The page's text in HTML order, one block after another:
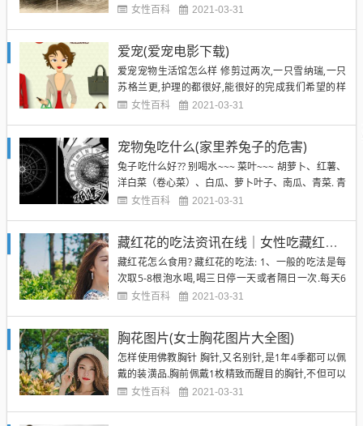
日期:1979年9月7日 出生地:香港大溪地 籍 贯:香港 学
女性百科 2021-03-31
爱宠(爱宠电影下载)
爱宠宠物生活馆怎么样 修剪过两次,一只雪纳瑞,一只
苏格兰更,护理的都很好,能很好的完成我们希望的样
子,寄养过两次,虽然狗狗回家后开始很累的昏睡,但是
心,很满意,价钱也不贵,办卡还有优惠～～～ 爱宠每天
的...
女性百科 2021-03-31
宠物兔吃什么(家里养兔子的危害)
兔子吃什么好?? 别喝水~~~ 菜叶~~~ 胡萝卜、红薯、
洋白菜（卷心菜）、白瓜、萝卜叶子、南瓜、青菜. 青
草:荠菜、车前草 都很好~~~ 宠物兔吃什么 兔兔的食
草建议不要喂,除非你会鉴别毒草; 小兔最喜...
女性百科 2021-03-31
藏红花的吃法资讯在线｜女性吃藏红花的吃法
藏红花怎么食用? 藏红花的吃法: 1、一般的吃法是每
次取5-8根泡水喝,喝三日停一天或者隔日一次.每天6
至8根花丝,泡水喝3、4杯水,坚持使用,用于预防和保
采用直接煎煮的方法取汁服用,也可用沸水冲...
女性百科 2021-03-31
胸花图片(女士胸花图片大全图)
怎样使用佛教胸针 胸针,又名别针,是1年4季都可以佩
戴的装潢品.胸前佩戴1枚精致而醒目的胸针,不但可以
引入注视,给人以美感,而且具有加强或减弱外观某1部
女性百科 2021-03-31